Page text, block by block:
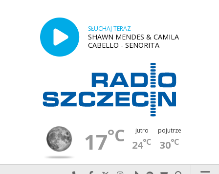
SŁUCHAJ TERAZ
SHAWN MENDES & CAMILA
CABELLO - SENORITA
17°C jutro
24°C
pojutrze
30°C